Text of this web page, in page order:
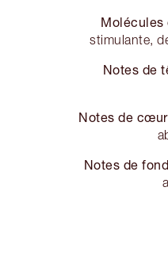
Molécules
stimulante,
Notes de
Notes de
Notes de